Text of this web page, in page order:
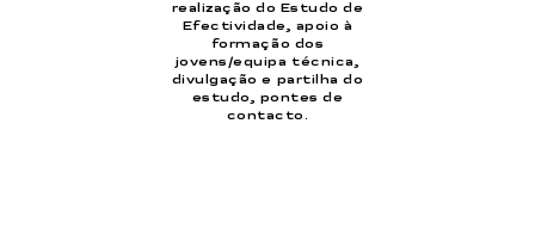
realização do Estudo de
Efectividade, apoio à
formação dos
jovens/equipa técnica,
divulgação e partilha do
estudo, pontes de
contacto.